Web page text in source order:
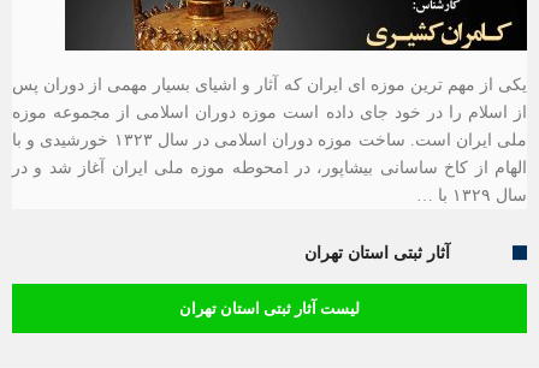
یکی از مهم ترین موزه ای ایران که آثار و اشیای بسیار مهمی از دوران پس
از اسلام را در خود جای داده است موزه دوران اسلامی از مجموعه موزه
ملی ایران است. ساخت موزه دوران اسلامی در سال ۱۳۲۳ خورشیدی و با
الهام از کاخ ساسانی بیشاپور، در lمحوطه موزه ملی ایران آغاز شد و در
سال ۱۳۲۹ با …
آثار ثبتی استان تهران
لیست آثار ثبتی استان تهران